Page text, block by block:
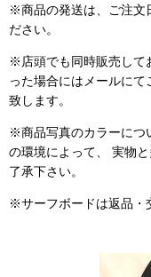
※商品の発送は、ご注文
ださい。
※店頭でも同時販売して
った場合にはメールに
致します。
※商品写真のカラーにつ
の環境によって、 実物
了承下さい。
※サーフボードは返品・